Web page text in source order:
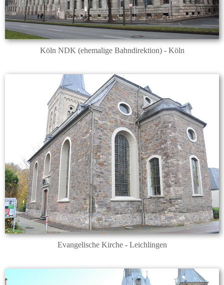
Köln NDK (ehemalige Bahndirektion) - Köln
Evangelische Kirche - Leichlingen